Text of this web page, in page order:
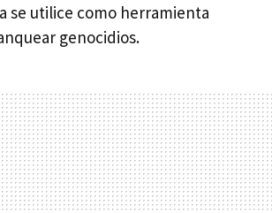
se utilice como herramienta
genocidios.